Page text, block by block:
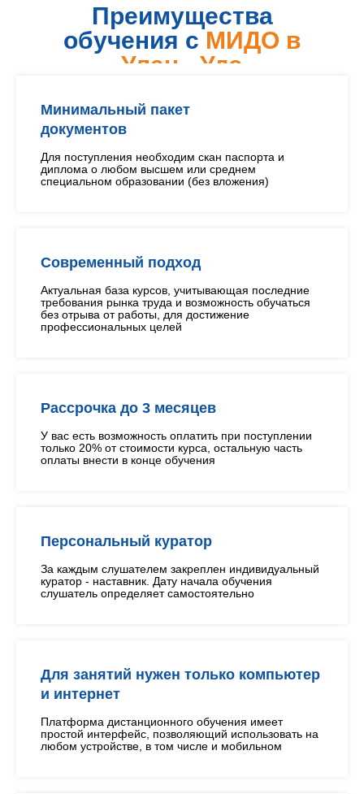
Преимущества
обучения с МИДО в
Улан - Удэ
Минимальный пакет
документов
Для поступления необходим скан паспорта и
диплома о любом высшем или среднем
специальном образовании (без вложения)
Современный подход
Актуальная база курсов, учитывающая последние
требования рынка труда и возможность обучаться
без отрыва от работы, для достижение
профессиональных целей
Рассрочка до 3 месяцев
У вас есть возможность оплатить при поступлении
только 20% от стоимости курса, остальную часть
оплаты внести в конце обучения
Персональный куратор
За каждым слушателем закреплен индивидуальный
куратор - наставник. Дату начала обучения
слушатель определяет самостоятельно
Для занятий нужен только компьютер
и интернет
Платформа дистанционного обучения имеет
простой интерфейс, позволяющий использовать на
любом устройстве, в том числе и мобильном